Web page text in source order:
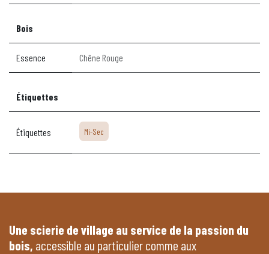
Bois
Essence Chêne Rouge
Étiquettes
Étiquettes Mi-Sec
Une scierie de village au service de la passion du
bois, accessible au particulier comme aux